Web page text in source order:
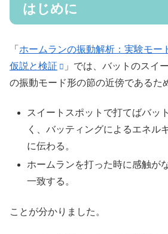
はじめに
「 ホームランの振動解析：実験モー
仮説と検証
」では、バットのスイ
の振動モード形の節の近傍であるた
スイートスポットで打てばバッ
く、バッティングによるエネル
に伝わる。
ホームランを打った時に感触が
一致する。
ことが分かりました。